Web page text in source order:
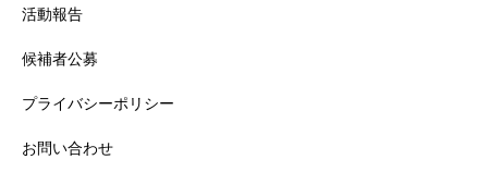
活動報告
候補者公募
プライバシーポリシー
お問い合わせ